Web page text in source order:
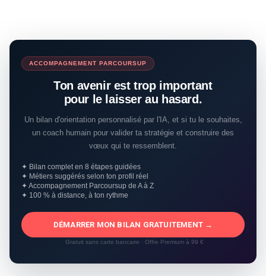
ACCOMPAGNEMENT PARCOURSUP
Ton avenir est trop important
pour le laisser au hasard.
Un bilan d'orientation personnalisé par l'IA, et si tu le souhaites,
un coach humain pour valider ta stratégie et construire des
vœux qui te ressemblent.
✦ Bilan complet en 8 étapes guidées
✦ Métiers suggérés selon ton profil réel
✦ Accompagnement Parcoursup de A à Z
✦ 100 % à distance, à ton rythme
DÉMARRER MON BILAN GRATUITEMENT →
Gratuit sans carte bancaire · Offre Premium à 99 €